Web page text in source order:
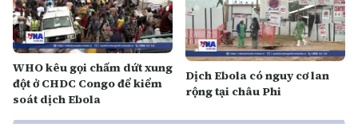
WHO kêu gọi chấm dứt xung
đột ở CHDC Congo để kiểm
soát dịch Ebola
Dịch Ebola có nguy cơ lan
rộng tại châu Phi